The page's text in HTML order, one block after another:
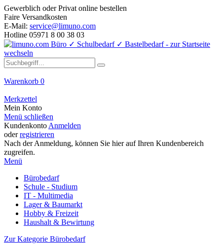
Gewerblich oder Privat online bestellen
Faire Versandkosten
E-Mail: service@limuno.com
Hotline 05971 8 00 38 03
Warenkorb 0
Merkzettel
Mein Konto
Menü schließen
Kundenkonto Anmelden
oderregistrieren
Nach der Anmeldung, können Sie hier auf Ihren Kundenbereich
zugreifen.
Menü
Bürobedarf
Schule - Studium
IT - Multimedia
Lager & Baumarkt
Hobby & Freizeit
Haushalt & Bewirtung
Zur Kategorie Bürobedarf